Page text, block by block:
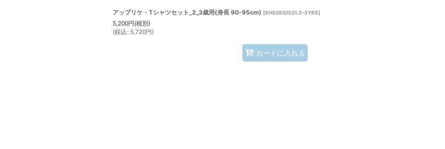
アップリケ・Tシャツセット_2_3歳用(身長 90-95cm) [SHS2852021.2-3YRS]
5,200円(税別)
(税込 : 5,720円)
カートに入れる